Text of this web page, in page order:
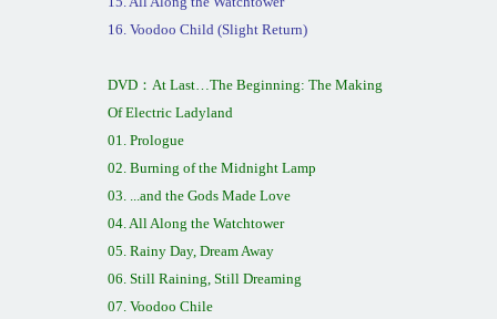
16. Voodoo Child (Slight Return)
DVD： At Last…The Beginning: The Making
Of Electric Ladyland
01. Prologue
02. Burning of the Midnight Lamp
03. ...and the Gods Made Love
04. All Along the Watchtower
05. Rainy Day, Dream Away
06. Still Raining, Still Dreaming
07. Voodoo Chile